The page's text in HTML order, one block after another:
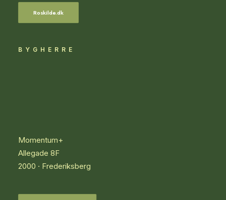
BYGHERRE
Momentum+
Allegade 8F
2000 · Frederiksberg
Roskilde.dk